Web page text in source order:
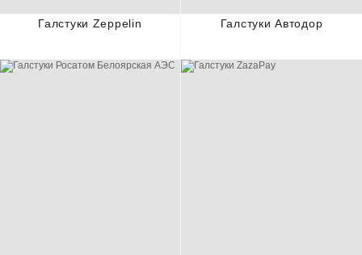
Галстуки Zeppelin Галстуки Автодор